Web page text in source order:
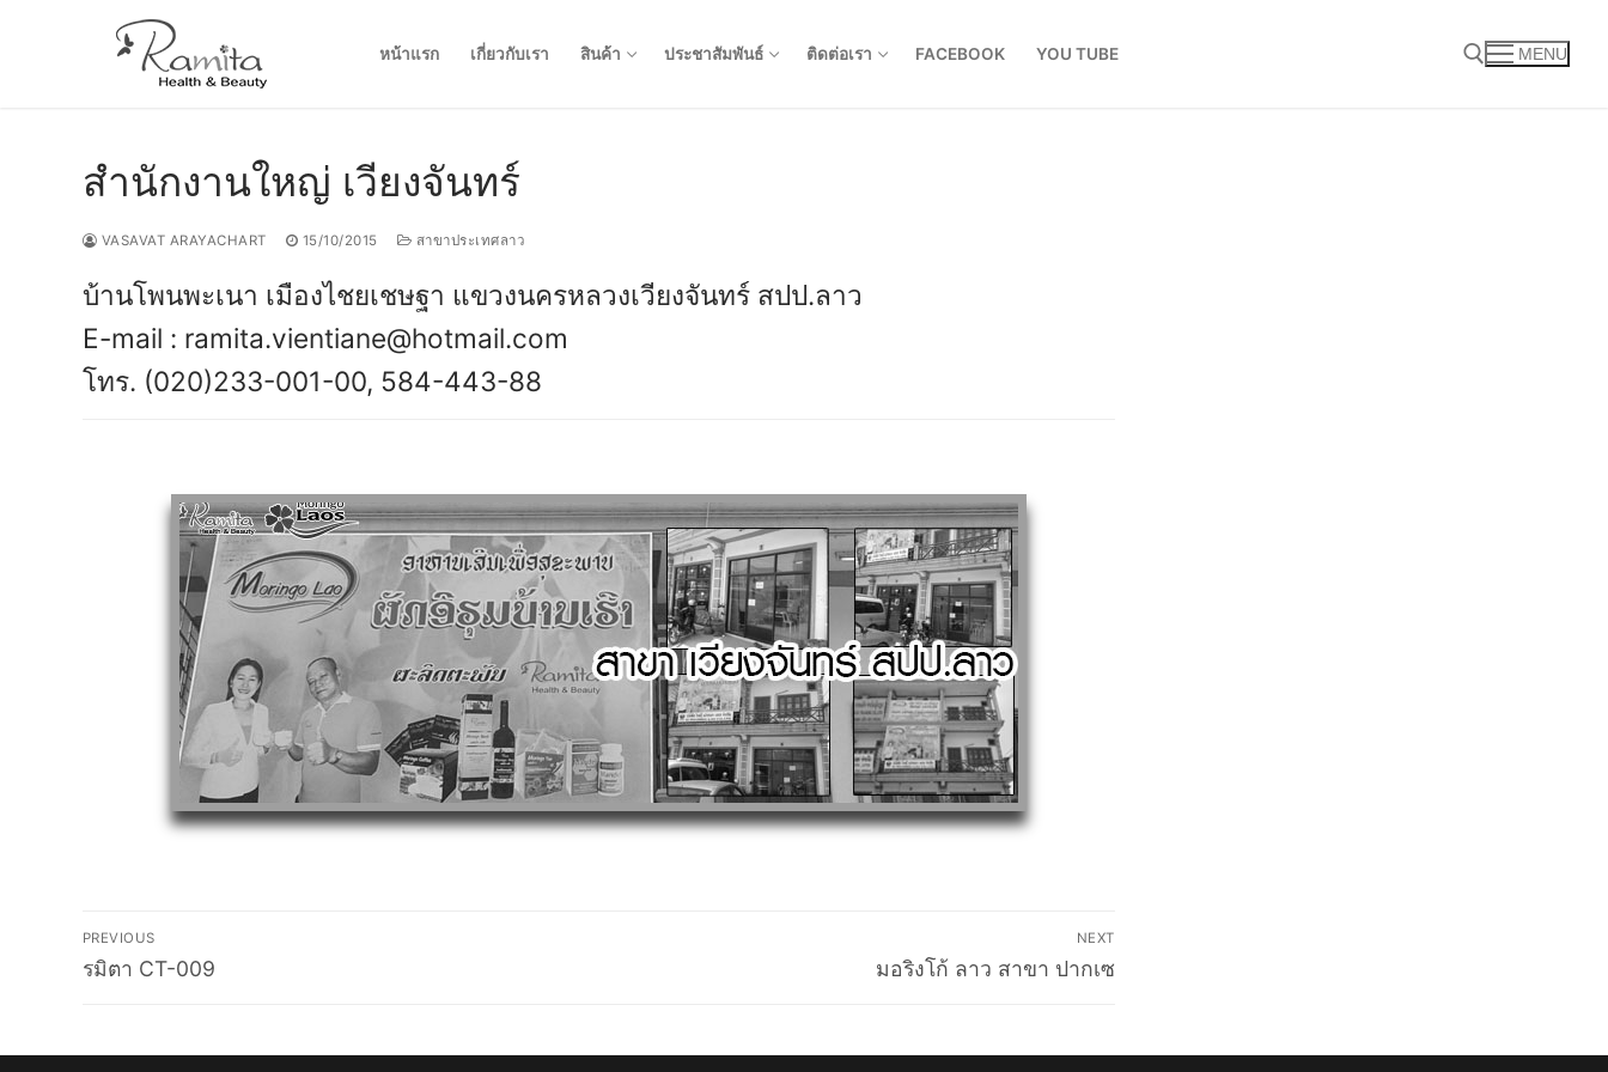
หน้าแรก เกี่ยวกับเรา สินค้า ประชาสัมพันธ์ ติดต่อเรา FACEBOOK YOU TUBE MENU
สำนักงานใหญ่ เวียงจันทร์
VASAVAT ARAYACHART 15/10/2015 สาขาประเทศลาว
บ้านโพนพะเนา เมืองไชยเชษฐา แขวงนครหลวงเวียงจันทร์ สปป.ลาว
E-mail : ramita.vientiane@hotmail.com
โทร. (020)233-001-00, 584-443-88
Post
navigation
PREVIOUS
Previous
รมิตา CT-009
NEXT
Next
มอริงโก้ ลาว สาขา ปากเซ